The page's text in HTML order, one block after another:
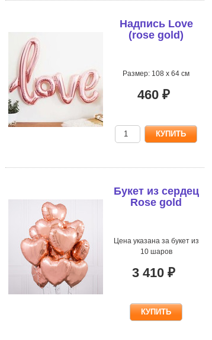
Надпись Love
(rose gold)
Размер: 108 х 64 см
460 ₽
Букет из сердец
Rose gold
Цена указана за букет из
10 шаров
3 410 ₽